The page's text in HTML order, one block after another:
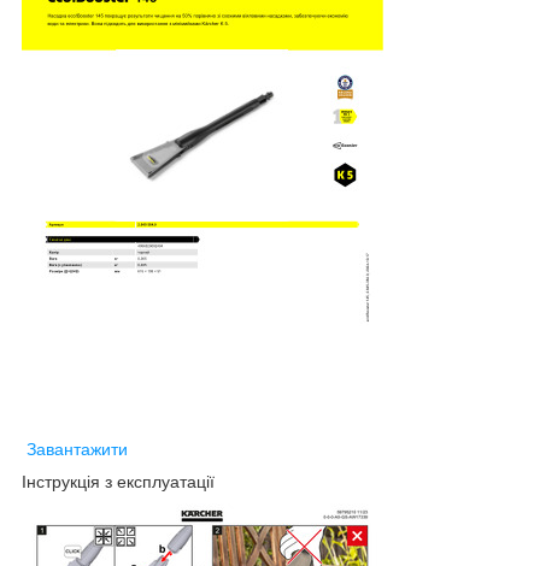
Завантажити
Інструкція з експлуатації